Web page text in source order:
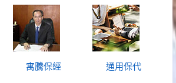
寓騰保經 通用保代